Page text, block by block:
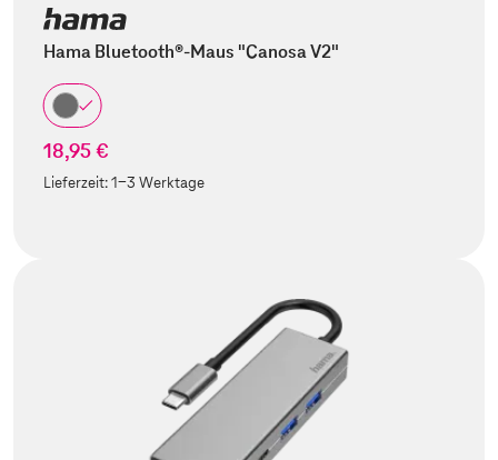
Hama Bluetooth®-Maus "Canosa V2"
18,95 €
Lieferzeit:1-3 Werktage